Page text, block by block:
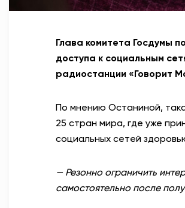
Глава комитета Госдумы
доступа к социальным
радиостанции «Говорит
По мнению Останиной,
25 стран мира, где уже
социальных сетей
— Резонно ограничить
самостоятельно после